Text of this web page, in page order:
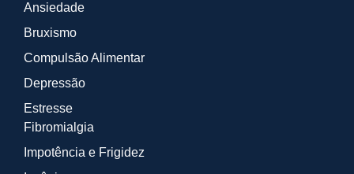
Ansiedade
Bruxismo
Compulsão Alimentar
Depressão
Estresse
Fibromialgia
Impotência e Frigidez